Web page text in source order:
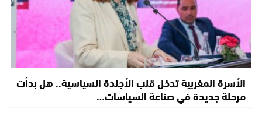
الأسرة المغربية تدخل قلب الأجندة السياسية.. هل بدأت
مرحلة جديدة في صناعة السياسات…